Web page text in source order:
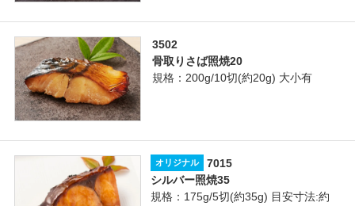
3502
骨取りさば照焼20
規格：200g/10切(約20g) 大小有
オリジナル
7015
シルバー照焼35
規格：175g/5切(約35g) 目安寸法:約